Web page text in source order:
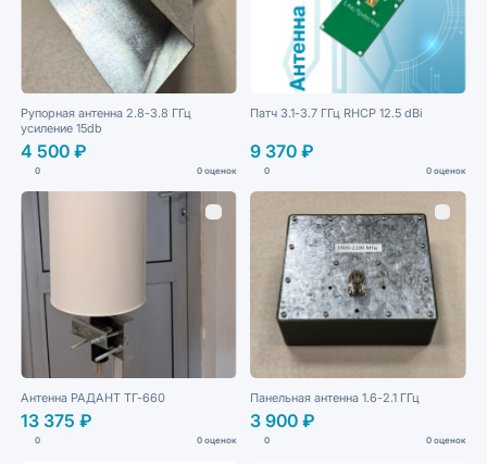
Рупорная антенна 2.8-3.8 ГГц
усиление 15db
4 500 ₽
0 0 оценок
Патч 3.1-3.7 ГГц RHCP 12.5 dBi
9 370 ₽
0 0 оценок
Антенна РАДАНТ ТГ-660
13 375 ₽
0 0 оценок
Панельная антенна 1.6-2.1 ГГц
3 900 ₽
0 0 оценок